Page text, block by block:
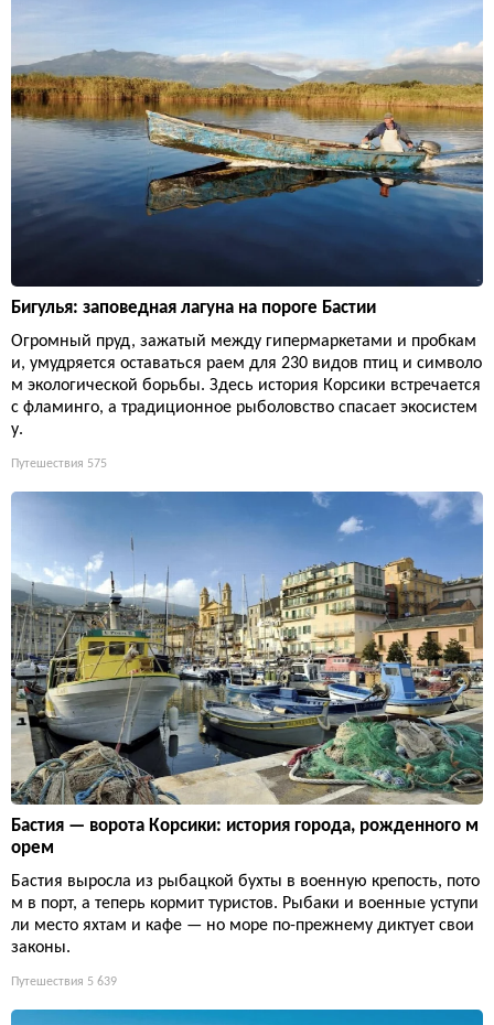
Бигулья: заповедная лагуна на пороге Бастии
Огромный пруд, зажатый между гипермаркетами и пробкам
и, умудряется оставаться раем для 230 видов птиц и символо
м экологической борьбы. Здесь история Корсики встречается
с фламинго, а традиционное рыболовство спасает экосистем
у.
Путешествия 575
Бастия — ворота Корсики: история города, рожденного м
орем
Бастия выросла из рыбацкой бухты в военную крепость, пото
м в порт, а теперь кормит туристов. Рыбаки и военные уступи
ли место яхтам и кафе — но море по-прежнему диктует свои
законы.
Путешествия 5 639